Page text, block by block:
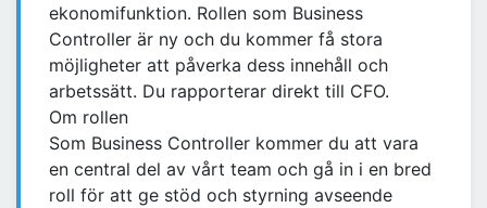
ekonomifunktion. Rollen som Business
Controller är ny och du kommer få stora
möjligheter att påverka dess innehåll och
arbetssätt. Du rapporterar direkt till CFO.
Om rollen
Som Business Controller kommer du att vara
en central del av vårt team och gå in i en bred
roll för att ge stöd och styrning avseende